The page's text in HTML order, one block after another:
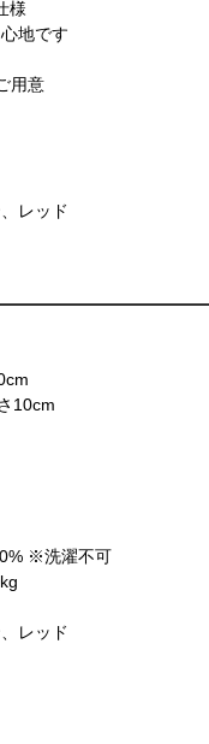
様
地です
用意
レッド
10cm
※洗濯不可
レッド